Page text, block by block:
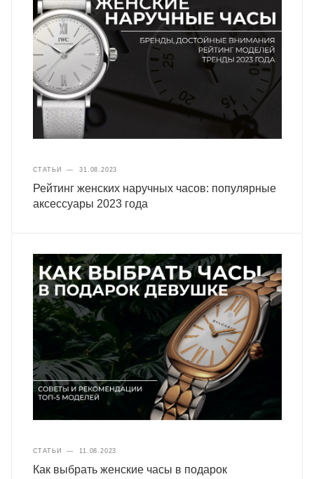
СТАТЬИ — 31.08.2023
Рейтинг женских наручных часов: популярные
аксессуары 2023 года
СТАТЬИ — 11.08.2023
Как выбрать женские часы в подарок